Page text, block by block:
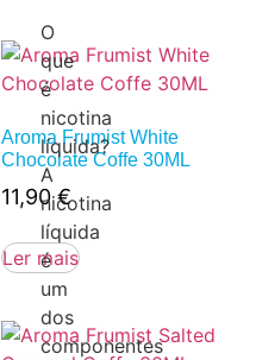
O
que
é
nicotina
líquida?
A
nicotina
líquida
é
um
dos
componentes
Aroma Frumist White
Chocolate Coffe 30ML
11,90€
Ler mais